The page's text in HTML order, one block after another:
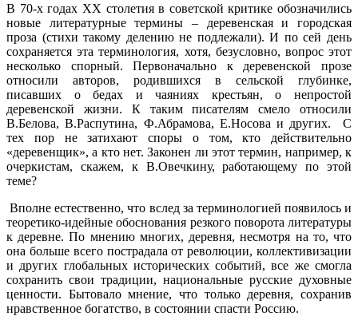
В 70-х годах ХХ столетия в советской критике обозначились
новые литературные термины – деревенская и городская
проза (стихи такому делению не подлежали). И по сей день
сохраняется эта терминология, хотя, безусловно, вопрос этот
несколько спорный. Первоначально к деревенской прозе
относили авторов, родившихся в сельской глубинке,
писавших о бедах и чаяниях крестьян, о непростой
деревенской жизни. К таким писателям смело относили
В.Белова, В.Распутина, Ф.Абрамова, Е.Носова и других. С
тех пор не затихают споры о том, кто действительно
«деревенщик», а кто нет. Законен ли этот термин, например, к
очеркистам, скажем, к В.Овечкину, работающему по этой
теме?
Вполне естественно, что вслед за терминологией появилось и
теоретико-идейные обоснования резкого поворота литературы
к деревне. По мнению многих, деревня, несмотря на то, что
она больше всего пострадала от революции, коллективизации
и других глобальных исторических событий, все же смогла
сохранить свои традиции, национальные русские духовные
ценности. Бытовало мнение, что только деревня, сохранив
нравственное богатство, в состоянии спасти Россию.